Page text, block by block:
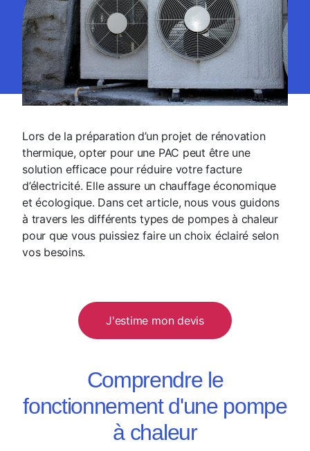
Lors de la préparation d’un projet de rénovation
thermique, opter pour une PAC peut être une
solution efficace pour réduire votre facture
d’électricité. Elle assure un chauffage économique
et écologique. Dans cet article, nous vous guidons
à travers les différents types de pompes à chaleur
pour que vous puissiez faire un choix éclairé selon
vos besoins.
J'estime mon devis
Comprendre le
fonctionnement d'une pompe
à chaleur